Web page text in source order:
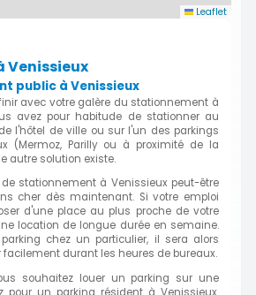
Leaflet
Venissieux
public à Venissieux
avec votre galère du stationnement à
avez pour habitude de stationner au
l'hôtel de ville ou sur l'un des parkings
(Mermoz, Parilly ou à proximité de la
autre solution existe.
de stationnement à Venissieux peut-être
cher dès maintenant. Si votre emploi
d'une place au plus proche de votre
location de longue durée en semaine.
chez un particulier, il sera alors
facilement durant les heures de bureaux.
souhaitez louer un parking sur une